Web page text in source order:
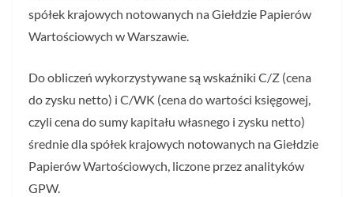
spółek krajowych notowanych na Giełdzie Papierów
Wartościowych w Warszawie.
Do obliczeń wykorzystywane są wskaźniki C/Z (cena
do zysku netto) i C/WK (cena do wartości księgowej,
czyli cena do sumy kapitału własnego i zysku netto)
średnie dla spółek krajowych notowanych na Giełdzie
Papierów Wartościowych, liczone przez analityków
GPW.